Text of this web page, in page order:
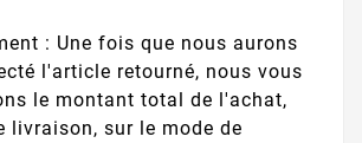
: Une fois que nous aurons
l'article retourné, nous vous
le montant total de l'achat,
livraison, sur le mode de